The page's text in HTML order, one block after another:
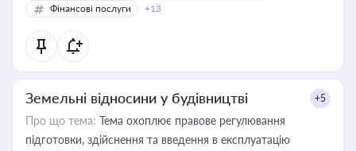
Фінансові послуги
+13
Земельні відносини у будівництві +5
Про що тема: Тема охоплює правове регулювання
підготовки, здійснення та введення в експлуатацію